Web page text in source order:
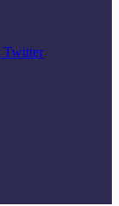
Twitter